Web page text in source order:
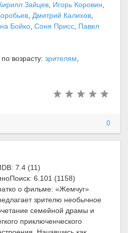
Зайцев Игорь Коровин
Дмитрий Калихов
Бойко Соня Присс Павел
возрасту: зрителям
0
7.4 (11)
6.101 (1158)
о фильме: «Жемчуг»
зрителю необычное
семейной драмы и
приключенческого